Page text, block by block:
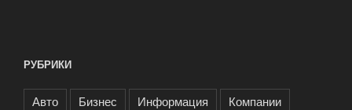
РУБРИКИ
Авто Бизнес Информация
Компании